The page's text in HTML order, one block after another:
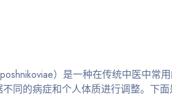
）是一种在传统中医中
同的病症和个人体质进行调整。下面